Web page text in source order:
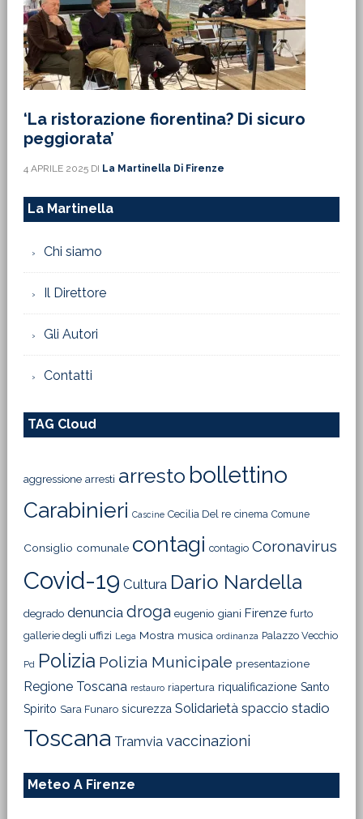
‘La ristorazione fiorentina? Di sicuro
peggiorata’
4 APRILE 2025DI La Martinella Di Firenze
La Martinella
Chi siamo
Il Direttore
Gli Autori
Contatti
TAG Cloud
aggressione arresti arresto bollettino
Carabinieri Cascine Cecilia Del re cinema Comune
Consiglio comunale contagi contagio Coronavirus
Covid-19 Cultura Dario Nardella
degrado denuncia droga eugenio giani Firenze furto
gallerie degli uffizi Lega Mostra musica ordinanza Palazzo Vecchio
Pd Polizia Polizia Municipale presentazione
Regione Toscana restauro riapertura riqualificazione Santo
Spirito Sara Funaro sicurezza Solidarietà spaccio stadio
Toscana Tramvia vaccinazioni
Meteo A Firenze